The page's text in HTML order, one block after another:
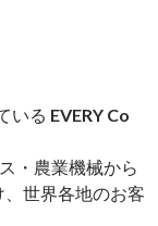
いる EVERY Co
・農業機械から
世界各地のお客